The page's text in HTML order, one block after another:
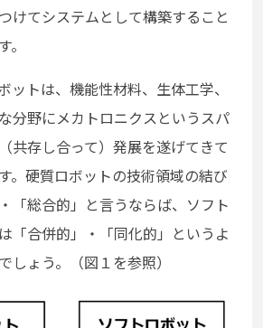
けてシステムとして構築すること
ットは、機能性材料、生体工学、
分野にメカトロニクスというスパ
共存し合って）発展を遂げてきて
。硬質ロボットの技術領域の結び
「総合的」と言うならば、ソフト
「合併的」・「同化的」というよ
しょう。（図１を参照）